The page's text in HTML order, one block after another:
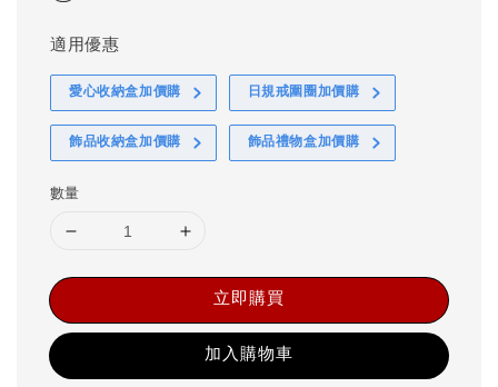
適用優惠
愛心收納盒加價購 日規戒圍圈加價購
飾品收納盒加價購 飾品禮物盒加價購
數量
立即購買
加入購物車